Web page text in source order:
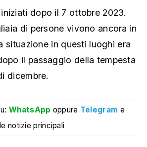
dopo il 7 ottobre 2023.
di persone vivono ancora in
situazione in questi luoghi era
il passaggio della tempesta
dicembre.
WhatsApp oppure Telegram e
notizie principali